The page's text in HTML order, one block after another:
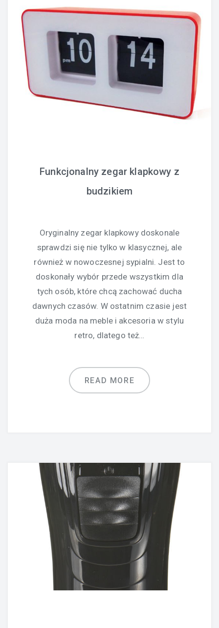
Funkcjonalny zegar klapkowy z
budzikiem
Oryginalny zegar klapkowy doskonale
sprawdzi się nie tylko w klasycznej, ale
również w nowoczesnej sypialni. Jest to
doskonały wybór przede wszystkim dla
tych osób, które chcą zachować ducha
dawnych czasów. W ostatnim czasie jest
duża moda na meble i akcesoria w stylu
retro, dlatego też…
READ MORE